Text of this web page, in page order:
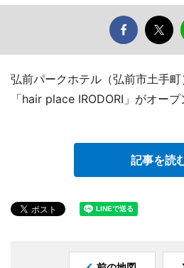
弘前パークホテル（弘前市土手
「hair place IRODORI」がオープ
記事を読